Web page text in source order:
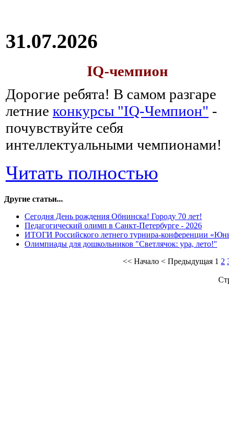
31.07.2026
IQ-чемпион
Дорогие ребята! В самом разгаре
летние конкурсы "IQ-Чемпион" -
почувствуйте себя
интеллектуальными чемпионами!
Читать полностью
Другие статьи...
Сегодня День рождения Обнинска! Городу 70 лет!
Педагогический олимп в Санкт-Петербурге - 2026
ИТОГИ Российского летнего турнира-конференции
Олимпиады для дошкольников "Светлячок: ура, лето!"
<< Начало < Предыдущая 1 2